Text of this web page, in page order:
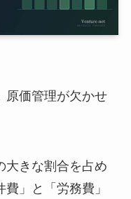
原価管理が欠かせ
大きな割合を占め
」と「労務費」